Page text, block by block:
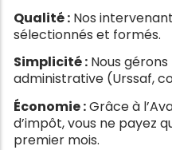
Qualité : Nos
sélectionnés et formés.
Simplicité : Nous
administrative (Urssaf,
Économie :Grâce à
d’impôt, vous ne payez
premier mois.